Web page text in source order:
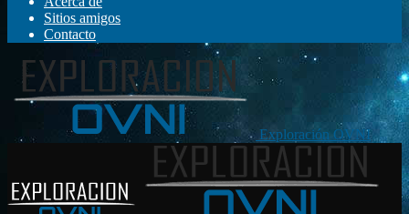
Sitios amigos
Contacto
Exploración OVNI